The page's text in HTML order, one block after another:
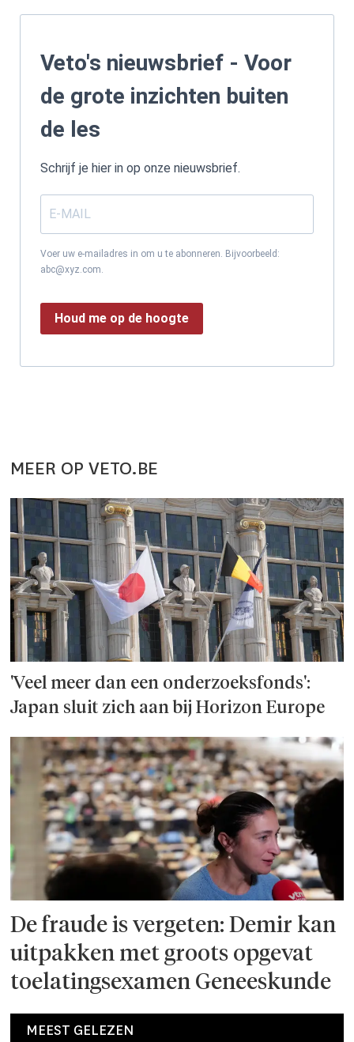
Veto's nieuwsbrief - Voor
de grote inzichten buiten
de les
Schrijf je hier in op onze nieuwsbrief.
Voer uw e-mailadres in om u te abonneren. Bijvoorbeeld:
abc@xyz.com.
Houd me op de hoogte
MEER OP VETO.BE
'Veel meer dan een onderzoeks­fonds':
Japan sluit zich aan bij Horizon Europe
De fraude is vergeten: Demir kan
uitpakken met groots opgevat
toelatingsexamen Geneeskunde
MEEST GELEZEN